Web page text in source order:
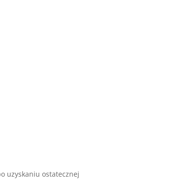
uzyskaniu ostatecznej